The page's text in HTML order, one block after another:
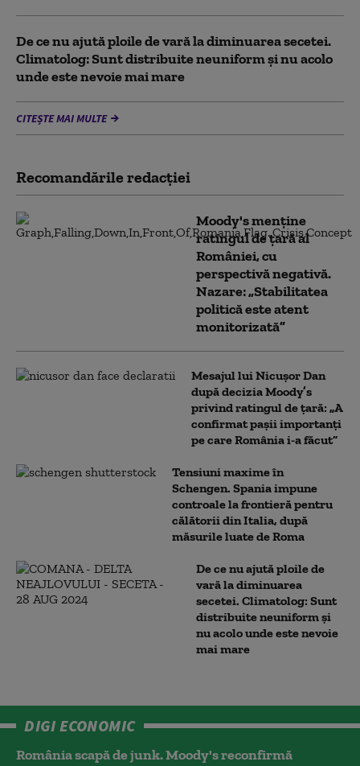
De ce nu ajută ploile de vară la diminuarea secetei.
Climatolog: Sunt distribuite neuniform și nu acolo
unde este nevoie mai mare
CITEȘTE MAI MULTE
Recomandările redacţiei
Moody's menține
ratingul de țară al
României, cu
perspectivă negativă.
Nazare: „Stabilitatea
politică este atent
monitorizată”
Mesajul lui Nicușor Dan
după decizia Moody’s
privind ratingul de țară: „A
confirmat pașii importanți
pe care România i-a făcut”
Tensiuni maxime în
Schengen. Spania impune
controale la frontieră pentru
călătorii din Italia, după
măsurile luate de Roma
De ce nu ajută ploile de
vară la diminuarea
secetei. Climatolog: Sunt
distribuite neuniform și
nu acolo unde este nevoie
mai mare
DIGI ECONOMIC
România scapă de junk. Moody's reconfirmă